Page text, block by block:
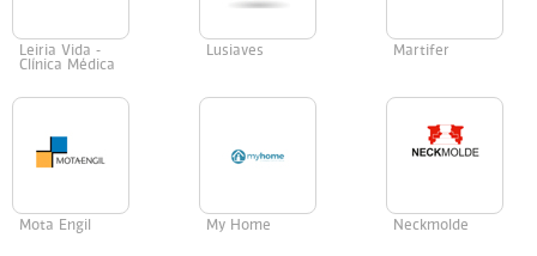
Leiria Vida -
Clínica Médica
Lusiaves Martifer
Mota Engil My Home Neckmolde